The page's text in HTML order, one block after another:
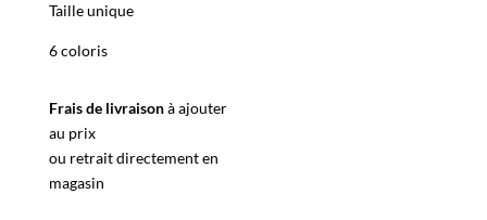
Taille unique
6 coloris
Frais de livraisonà ajouter
au prix
ou retrait directement en
magasin